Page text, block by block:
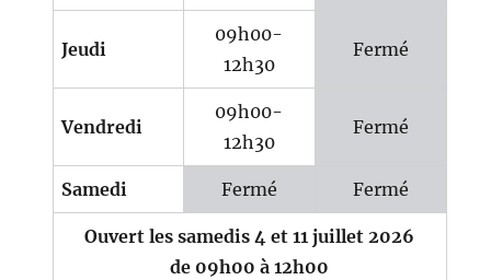
Jeudi
09h00-
12h30
Fermé
Vendredi
09h00-
12h30
Fermé
Samedi Fermé Fermé
Ouvert les samedis 4 et 11 juillet 2026
de 09h00 à 12h00